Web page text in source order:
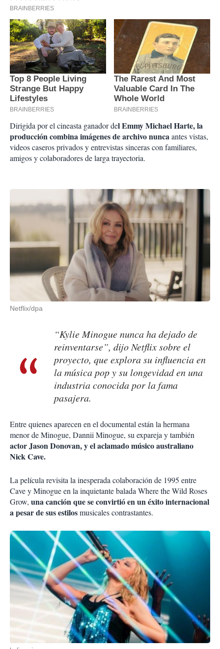
Dirigida por el cineasta ganador del Emmy Michael Harte, la
producción combina imágenes de archivo nuncaantes vistas,
videos caseros privados y entrevistas sinceras con familiares,
amigos y colaboradores de larga trayectoria.
Netflix/dpa
“Kylie Minogue nunca ha dejado de
reinventarse”, dijo Netflix sobre el
proyecto, que explora su influencia en
la música pop y su longevidad en una
industria conocida por la fama
pasajera.
Entre quienes aparecen en el documental están la hermana
menor de Minogue, Dannii Minogue, su expareja y también
actor Jason Donovan, y el aclamado músico australiano
Nick Cave.
La película revisita la inesperada colaboración de 1995 entre
Cave y Minogue en la inquietante balada Where the Wild Roses
Grow, una canción que se convirtió en un éxito internacional
a pesar de sus estilosmusicales contrastantes.